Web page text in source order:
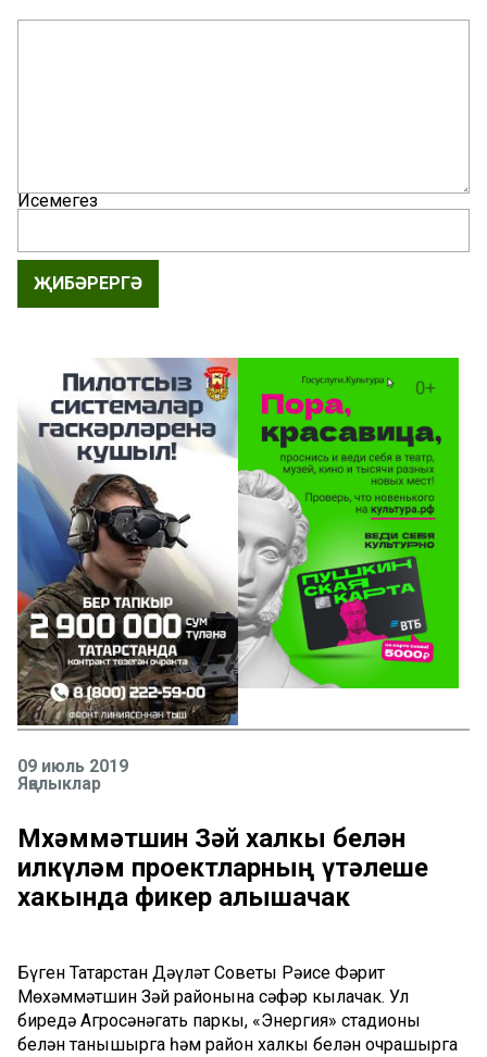
Исемегез
ҖИБӘРЕРГӘ
09 июль 2019
Яңалыклар
Мөхәммәтшин Зәй халкы белән
илкүләм проектларның үтәлеше
хакында фикер алышачак
Бүген Татарстан Дәүләт Советы Рәисе Фәрит
Мөхәммәтшин Зәй районына сәфәр кылачак. Ул
биредә Агросәнәгать паркы, «Энергия» стадионы
белән танышырга һәм район халкы белән очрашырга